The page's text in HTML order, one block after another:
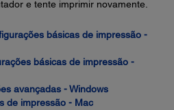
e tente imprimir novamente.
básicas de impressão -
básicas de impressão -
avançadas - Windows
de impressão - Mac